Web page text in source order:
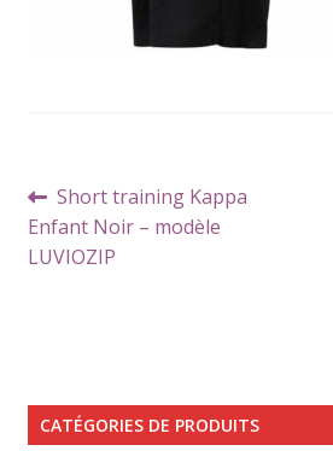
Navigation
de
l’article
Article
précédent :
Short training Kappa
Enfant Noir – modèle
LUVIOZIP
CATÉGORIES DE PRODUITS